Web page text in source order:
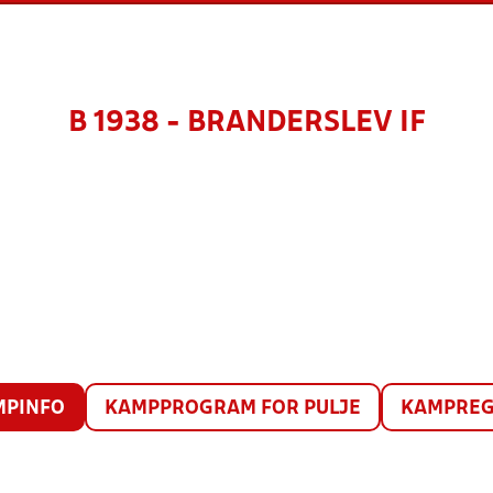
B 1938 - BRANDERSLEV IF
KAMPPROGRAM FOR PULJE